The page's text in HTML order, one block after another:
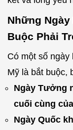
Những
Buộc Phải
Có một số
Mỹ là bắt buộc,
Ngày Tưởng
cuối cùng
Ngày Quốc